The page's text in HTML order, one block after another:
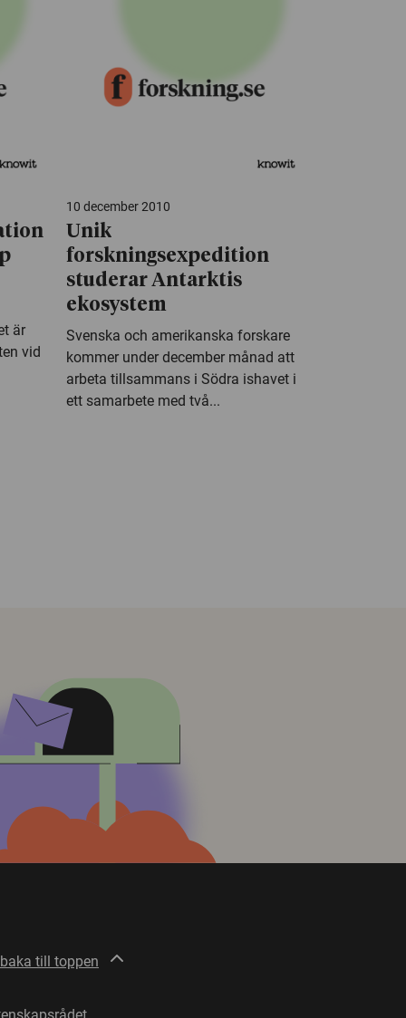
är
vid
10 december 2010
Unik
forskningsexpedition
studerar Antarktis
ekosystem
Svenska och amerikanska forskare
kommer under december månad att
arbeta tillsammans i Södra ishavet i
ett samarbete med två...
till toppen